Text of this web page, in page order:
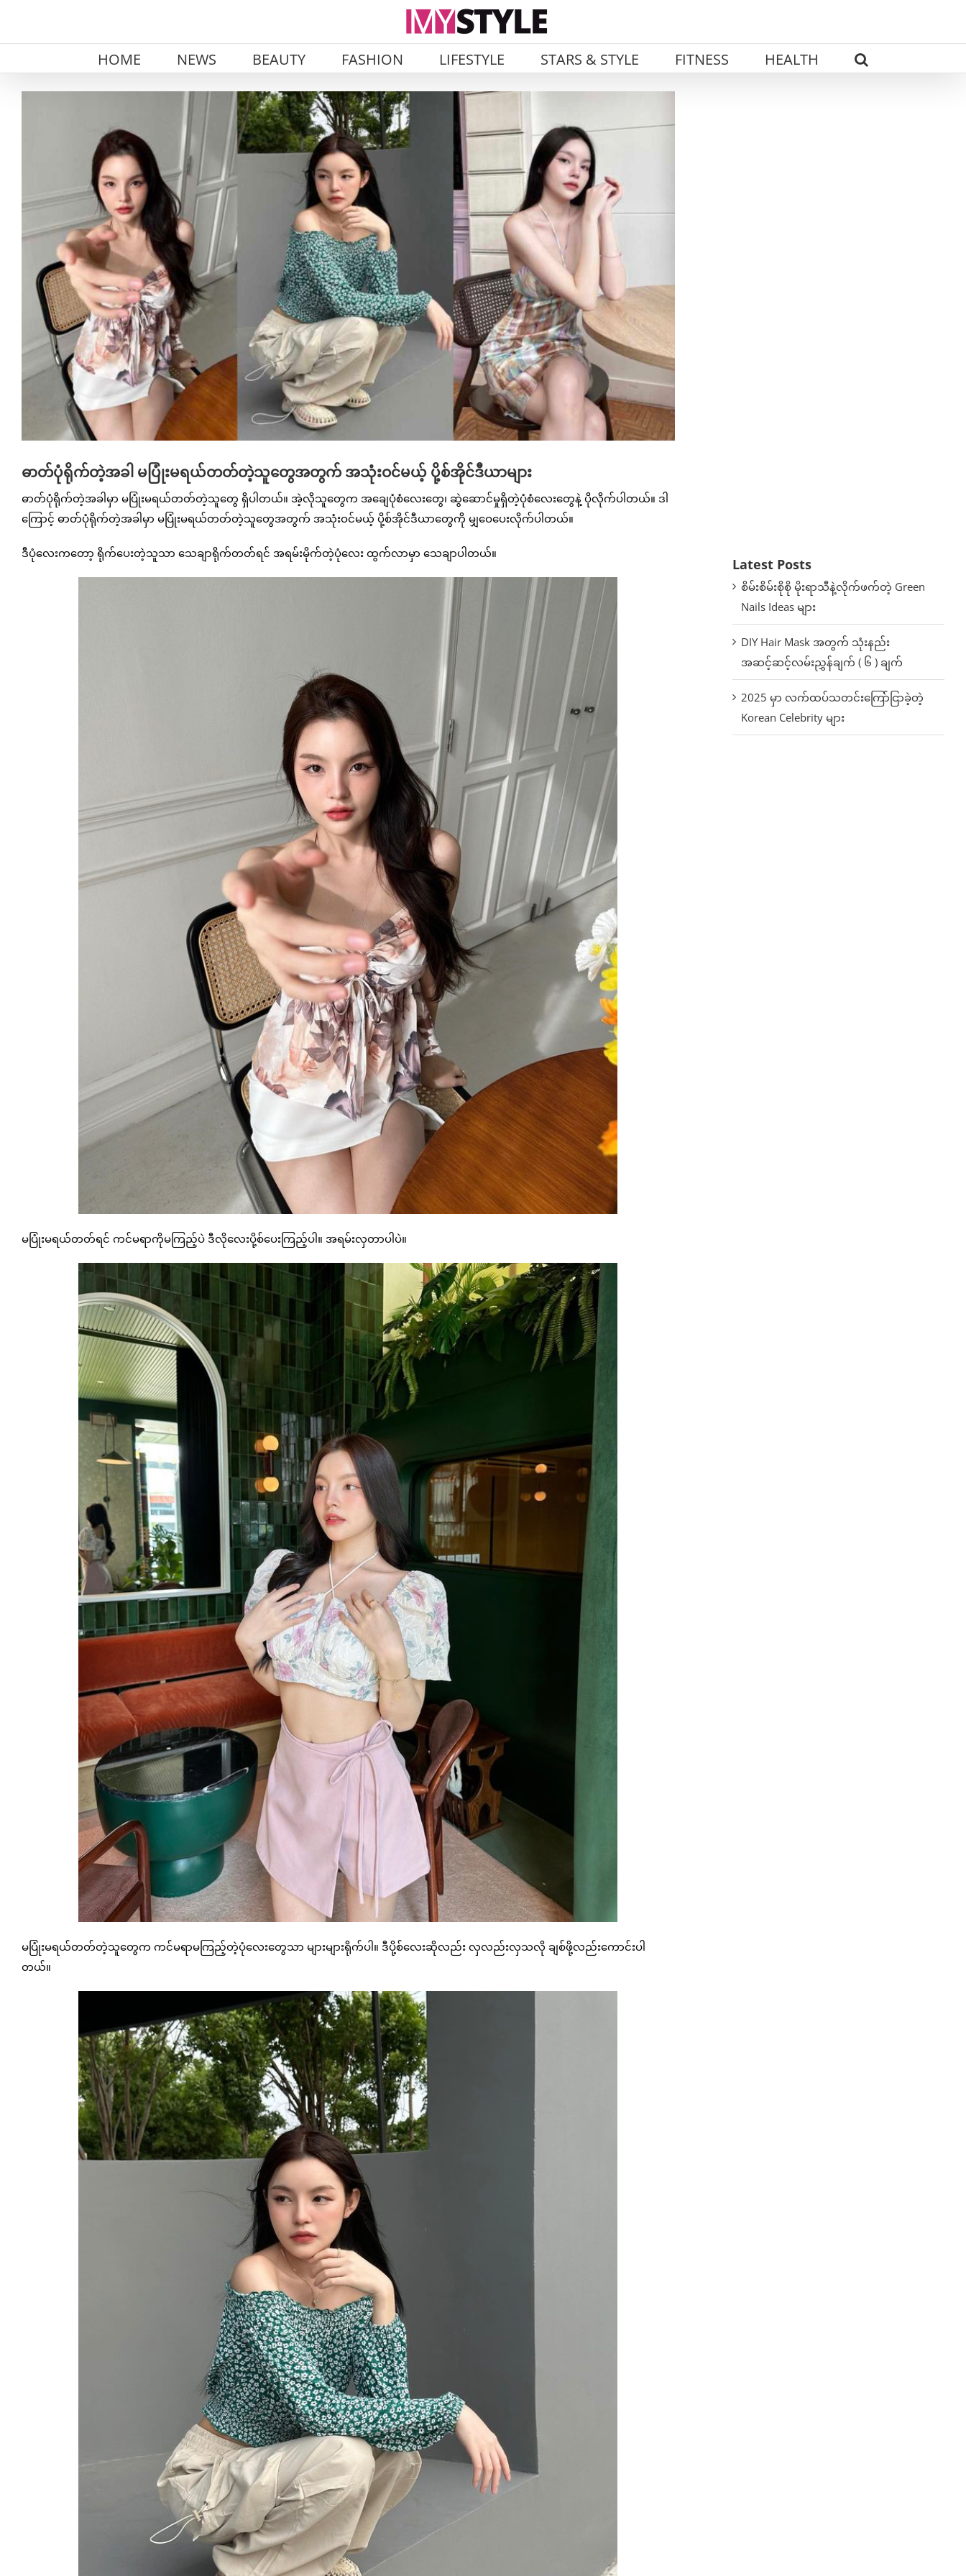
HOME NEWS BEAUTY FASHION LIFESTYLE STARS & STYLE FITNESS HEALTH
ဓာတ်ပုံရိုက်တဲ့အခါ မပြုံးမရယ်တတ်တဲ့သူတွေအတွက် အသုံးဝင်မယ့် ပို့စ်အိုင်ဒီယာများ
ဓာတ်ပုံရိုက်တဲ့အခါမှာ မပြုံးမရယ်တတ်တဲ့သူတွေ ရှိပါတယ်။ အဲ့လိုသူတွေက အချေပုံစံလေးတွေ၊ ဆွဲဆောင်မှုရှိတဲ့ပုံစံလေးတွေနဲ့ ပိုလိုက်ပါတယ်။ ဒါ
ကြောင့် ဓာတ်ပုံရိုက်တဲ့အခါမှာ မပြုံးမရယ်တတ်တဲ့သူတွေအတွက် အသုံးဝင်မယ့် ပို့စ်အိုင်ဒီယာတွေကို မျှဝေပေးလိုက်ပါတယ်။
ဒီပုံလေးကတော့ ရိုက်ပေးတဲ့သူသာ သေချာရိုက်တတ်ရင် အရမ်းမိုက်တဲ့ပုံလေး ထွက်လာမှာ သေချာပါတယ်။
မပြုံးမရယ်တတ်ရင် ကင်မရာကိုမကြည့်ပဲ ဒီလိုလေးပို့စ်ပေးကြည့်ပါ။ အရမ်းလှတာပါပဲ။
မပြုံးမရယ်တတ်တဲ့သူတွေက ကင်မရာမကြည့်တဲ့ပုံလေးတွေသာ များများရိုက်ပါ။ ဒီပို့စ်လေးဆိုလည်း လှလည်းလှသလို ချစ်ဖို့လည်းကောင်းပါ
တယ်။
Latest Posts
စိမ်းစိမ်းစိုစို မိုးရာသီနဲ့လိုက်ဖက်တဲ့ Green
Nails Ideas များ
DIY Hair Mask အတွက် သုံးနည်း
အဆင့်ဆင့်လမ်းညွှန်ချက် ( ၆ ) ချက်
2025 မှာ လက်ထပ်သတင်းကြော်ငြာခဲ့တဲ့
Korean Celebrity များ